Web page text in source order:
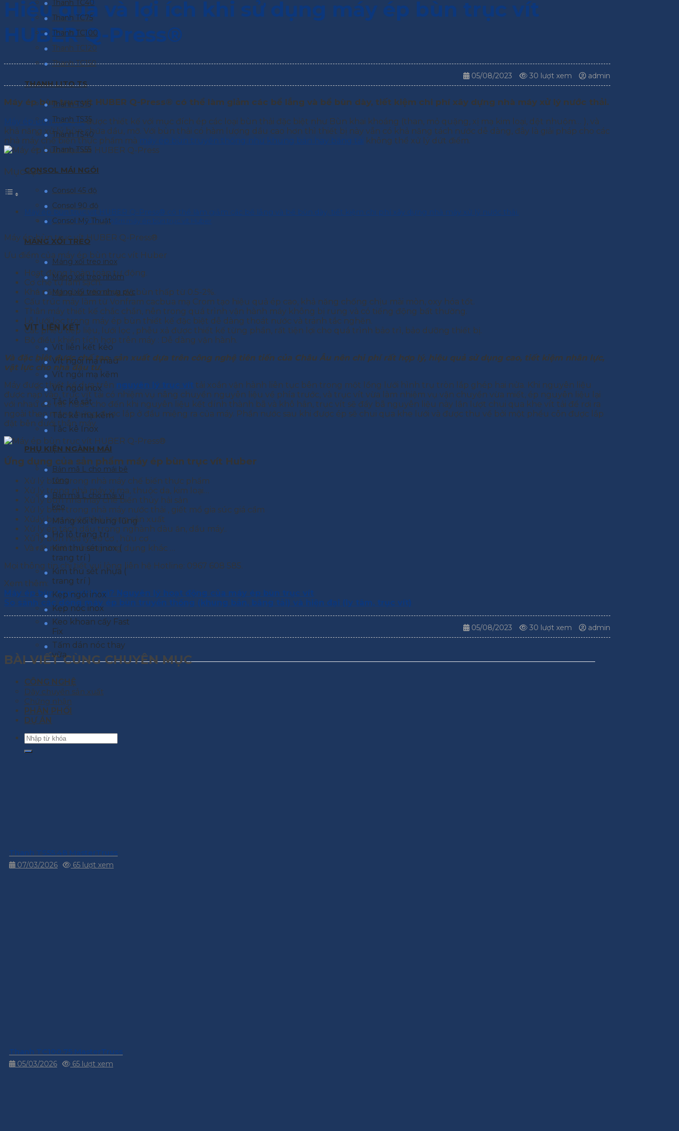
Thanh TC40
Thanh TC75
Thanh TC100
Thanh TC120
Thanh TC150
THANH LITO TS
Thanh TS15
Thanh TS35
Thanh TS40
Thanh TS55
CONSOL MÁI NGÓI
Consol 45 độ
Consol 90 độ
Consol Mỹ Thuật
MÁNG XỐI TREO
Máng xối treo inox
Máng xối treo nhôm
Máng xối treo nhựa pvc
VÍT LIÊN KẾT
Vít liên kết kèo
Vít ngói mạ màu
Vít ngói mạ kẽm
Vít ngói inox
Tắc kê sắt
Tắc kê mạ kẽm
Tắc kê Inox
PHỤ KIỆN NGÀNH MÁI
Bản mã L cho mái bê
tông
Bản mã L cho mái vì
kèo
Máng xối thung lũng
Hồ lô trang trí
Kim thu sét inox (
trang trí )
Kim thu sét nhựa (
trang trí )
Kẹp ngói inox
Kẹp nóc inox
Keo khoan cấy Fast
Fix
Tấm dán nóc thay
vữa
CÔNG NGHỆ
Dây chuyền sản xuất
Chứng nhận
PHÂN PHỐI
DỰ ÁN
Hiệu quả và lợi ích khi sử dụng máy ép bùn trục vít
HUBER Q-Press®
05/08/2023 30 lượt xem admin
Máy ép bùn trục vít HUBER Q-Press® có thể làm giảm các bể lắng và bể bùn dày, tiết kiệm chi phí xây dựng nhà máy xử lý nước thải.
Máy ép bùn trục vítđược thiết kế với mục đích ép các loại bùn thải đặc biệt như Bùn khai khoáng (than, mỏ quặng, xị mạ kim loại, dệt nhuộm… ), và
khả năng xử lý bùn chứa dầu, mỡ. Với bùn thải có hàm lượng dầu cao hơn thì thiết bị này vẫn có khả năng tách nước dễ dàng, đây là giải pháp cho các
nhà máy chế biến thực phẩm mà máy ép bùn truyền thống như khung bản hay băng tải không thể xử lý dứt điểm.
Mục lục
Máy ép bùn trục vít HUBER Q-Press® có thể làm giảm các bể lắng và bể bùn dày, tiết kiệm chi phí xây dựng nhà máy xử lý nước thải.
Ứng dụng của sản phẩm máy ép bùn trục vít Huber
Máy ép bùn trục vít HUBER Q-Press®
Ưu điểm của máy ép bùn trục vít Huber
Hoạt động hoàn toàn tự động.
Cơ chế tự làm sạch.
Khả năng xử lý với nồng độ bùn thấp từ 0.5-2%.
Cấu trúc máy làm từ Vonfram cacbua mạ Crom tạo hiệu quả ép cao, khả năng chống chịu mài mòn, oxy hóa tốt.
Thân máy thiết kế chắc chắn, nên trong quá trình vận hành máy không bị rung và có tiếng động bất thường.
Lỗ lưới lọc trong máy ép bùn thiết kế đặc biệt dễ dàng thoát nước và tránh tắc nghẽn.
Các phễu tiếp liệu, lưới lọc , phễu xả được thiết kế từng phần, rất tiện lợi cho quá trình bảo trì, bảo dưỡng thiết bị.
Bộ điều khiển tích hợp trên máy : Dễ dàng vận hành.
Và đặc biệt được chế tạo, sản xuất dựa trên công nghệ tiên tiến của Châu Âu nên chi phí rất hợp lý, hiệu quả sử dụng cao, tiết kiệm nhân lực,
vật lực cho nhà đầu tư.
Máy được thiết kế dựa trên nguyên lý trục vít tải xoắn vận hành liên tục bên trong một lồng lưới hình trụ tròn lắp ghép hai nửa. Khi nguyên liệu
được nạp vào, trục vít tải có nhiệm vụ nâng chuyển nguyên liệu về phía trước, và trục vít vừa làm nhiệm vụ vận chuyển vừa miết, ép nguyên liệu lại
với nhau để vắt nước cho đến khi nguyên liệu kết dính thành bã và khô hẳn, trục vít sẽ đẩy bã nguyên liệu này lần lượt chui qua khe vít tải để rơi ra
ngoài theo máng hứng được lắp ở đầu miệng ra của máy. Phần nước sau khi được ép sẽ chui qua khe lưới và được thu về bởi một phểu côn được lắp
đặt bên dưới thân máy.
Ứng dụng của sản phẩm máy ép bùn trục vít Huber
Xử lý bùn trong nhà máy chế biến thực phẩm
Xử lý trong nhà máy xi ma, thuộc da, kim loại…
Xử lý bùn nhà máy chế biến thủy hải sản
Xử lý bùn trong nhà máy nước thải , giết mổ gia súc giá cầm
Xử lý bùn nước thải trong sản xuất
Xử lý ép tách dầu trong nghành dàu ăn, dầu máy..
Xử lý bùn hóa lý, vô cơ , hữu cơ …
Và rất nhiều những ứng dụng khác …
Mọi thông tin chi tiết vui lòng liên hệ Hotline: 0967 608 585.
Xem thêm:
Máy ép bùn trục vít là gì? Nguyên lý hoạt động của máy ép bùn trục vít
So sánh các dòng máy ép bùn truyền thống (khung bản, băng tải) và hiện đại (ly tâm, trục vít)
05/08/2023 30 lượt xem admin
BÀI VIẾT CÙNG CHUYÊN MỤC
Thanh TS55.48 MasterTruss
07/03/2026 65 lượt xem
Thanh TC100.75 MasterTruss
05/03/2026 65 lượt xem